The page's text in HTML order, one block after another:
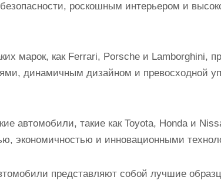
роскошным интерьером и
марок, как Ferrari, Porsche и Lamborghini,
динамичным дизайном и превосходной
автомобили, такие как Toyota, Honda и
экономичностью и инновационными
представляют собой лучшие